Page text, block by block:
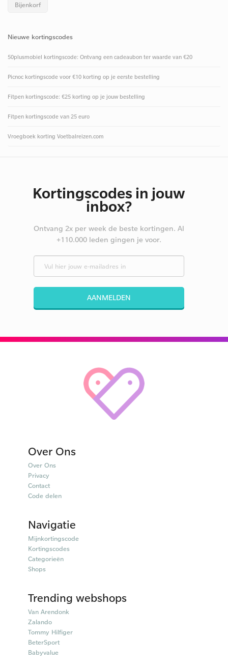
Bijenkorf
Nieuwe kortingscodes
50plusmobiel kortingscode: Ontvang een cadeaubon ter waarde van €20
Picnoc kortingscode voor €10 korting op je eerste bestelling
Fitpen kortingscode: €25 korting op je jouw bestelling
Fitpen kortingscode van 25 euro
Vroegboek korting Voetbalreizen.com
Kortingscodes in jouw
inbox?
Ontvang 2x per week de beste kortingen. Al
+110.000 leden gingen je voor.
AANMELDEN
Over Ons
Over Ons
Privacy
Contact
Code delen
Navigatie
Mijnkortingscode
Kortingscodes
Categorieën
Shops
Trending webshops
Van Arendonk
Zalando
Tommy Hilfiger
BeterSport
Babyvalue